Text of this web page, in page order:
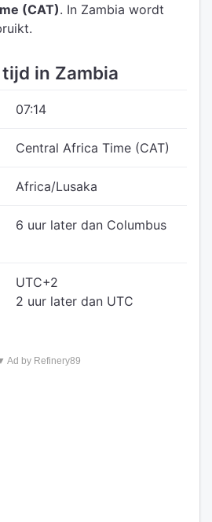
(CAT). In Zambia wordt
in Zambia
07:14
Central Africa Time (CAT)
Africa/Lusaka
6 uur later dan Columbus
UTC+2
2 uur later dan UTC
Ad by Refinery89